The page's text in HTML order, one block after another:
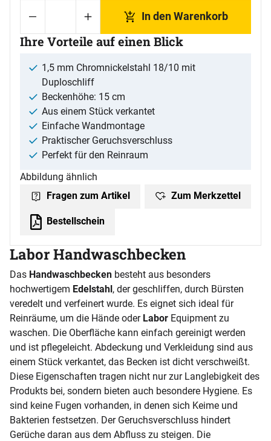
In den Warenkorb
Ihre Vorteile auf einen Blick
1,5 mm Chromnickelstahl 18/10 mit
Duploschliff
Beckenhöhe: 15 cm
Aus einem Stück verkantet
Einfache Wandmontage
Praktischer Geruchsverschluss
Perfekt für den Reinraum
Abbildung ähnlich
Fragen zum Artikel
Zum Merkzettel
Bestellschein
Labor Handwaschbecken
Das Handwaschbecken besteht aus besonders
hochwertigem Edelstahl, der geschliffen, durch Bürsten
veredelt und verfeinert wurde. Es eignet sich ideal für
Reinräume, um die Hände oder Labor Equipment zu
waschen. Die Oberfläche kann einfach gereinigt werden
und ist pflegeleicht. Abdeckung und Verkleidung sind aus
einem Stück verkantet, das Becken ist dicht verschweißt.
Diese Eigenschaften tragen nicht nur zur Langlebigkeit des
Produkts bei, sondern bieten auch besondere Hygiene. Es
sind keine Fugen vorhanden, in denen sich Keime und
Bakterien festsetzen. Der Geruchsverschluss hindert
Gerüche daran aus dem Abfluss zu steigen. Die